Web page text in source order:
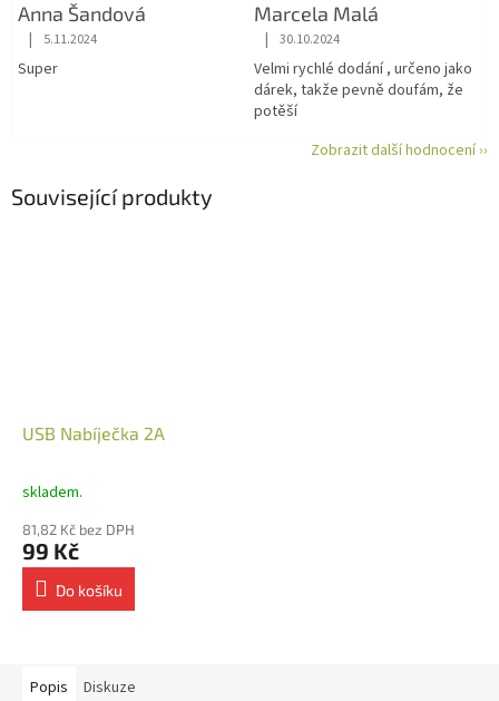
Anna Šandová
Hodnocení obchodu je 5 z 5 hvězdiček.
| 5.11.2024
Super
Marcela Malá
Hodnocení obchodu je 5 z 5
| 30.10.2024
Velmi rychlé dodání , určeno jako
dárek, takže pevně doufám, že
potěší
Zobrazit další hodnocení ››
Související produkty
USB Nabíječka 2A
skladem.
81,82 Kč bez DPH
99 Kč
Do košíku
Popis Diskuze